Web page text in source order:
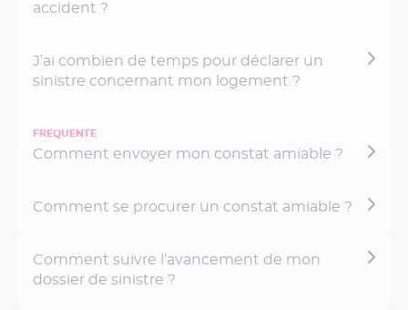
accident ?
J’ai combien de temps pour déclarer un
sinistre concernant mon logement ?
Comment envoyer mon constat amiable ?
Comment se procurer un constat amiable ?
Comment suivre l’avancement de mon
dossier de sinistre ?